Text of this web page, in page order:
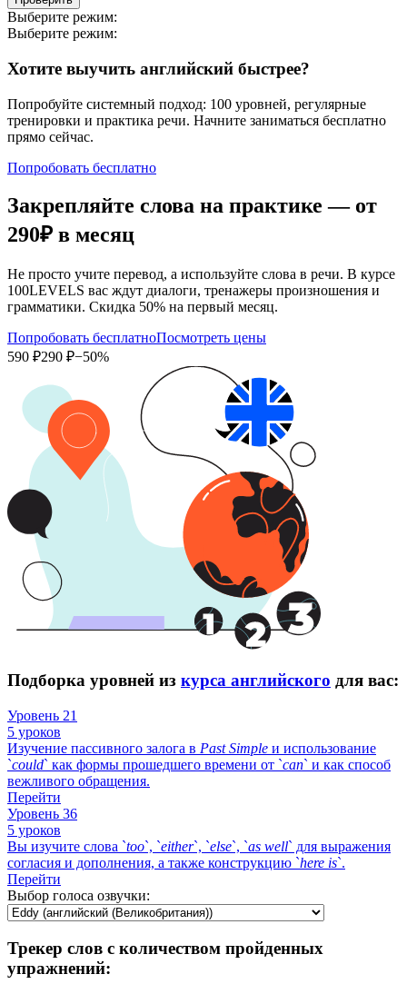
Выберите режим:
Выберите режим:
Хотите выучить английский быстрее?
Попробуйте системный подход: 100 уровней, регулярные
тренировки и практика речи. Начните заниматься бесплатно
прямо сейчас.
Попробовать бесплатно
Закрепляйте слова на практике — от
290₽ в месяц
Не просто учите перевод, а используйте слова в речи. В курсе
100LEVELS вас ждут диалоги, тренажеры произношения и
грамматики. Скидка 50% на первый месяц.
Попробовать бесплатноПосмотреть цены
590 ₽290 ₽−50%
Подборка уровней из курса английского для вас:
Уровень 21
5 уроков
Изучение пассивного залога в Past Simple и использование
`could` как формы прошедшего времени от `can` и как способ
вежливого обращения.
Перейти
Уровень 36
5 уроков
Вы изучите слова `too`, `either`, `else`, `as well` для выражения
согласия и дополнения, а также конструкцию `here is`.
Перейти
Выбор голоса озвучки:
Трекер слов с количеством пройденных
упражнений: